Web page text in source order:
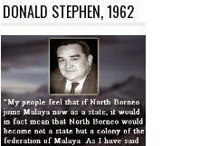
DONALD STEPHEN, 1962